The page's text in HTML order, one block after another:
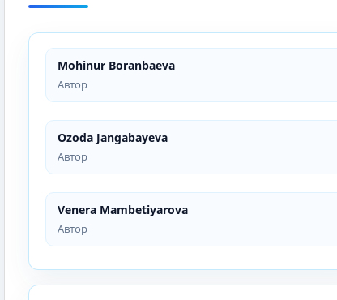
Mohinur Boranbaeva
Автор
Ozoda Jangabayeva
Автор
Venera Mambetiyarova
Автор